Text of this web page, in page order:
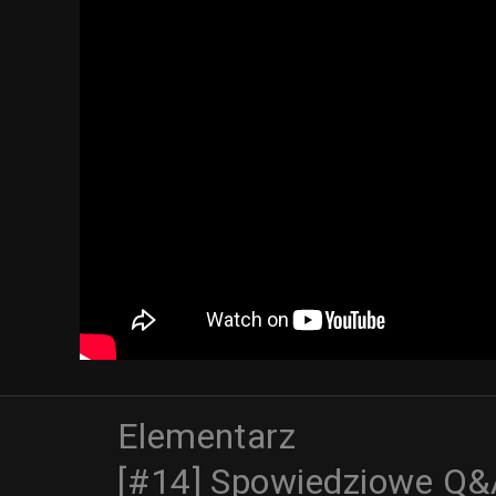
Elementarz
[#14] Spowiedziowe